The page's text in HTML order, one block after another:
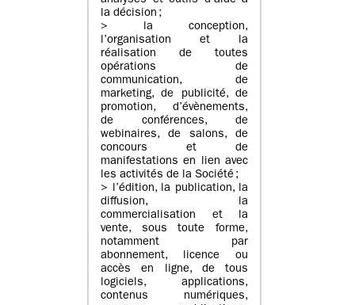
la décision ;
> la conception,
l’organisation et la
réalisation de toutes
opérations de
communication, de
marketing, de publicité, de
promotion, d’évènements,
de conférences, de
webinaires, de salons, de
concours et de
manifestations en lien avec
les activités de la Société ;
> l’édition, la publication, la
diffusion, la
commercialisation et la
vente, sous toute forme,
notamment par
abonnement, licence ou
accès en ligne, de tous
logiciels, applications,
contenus numériques,